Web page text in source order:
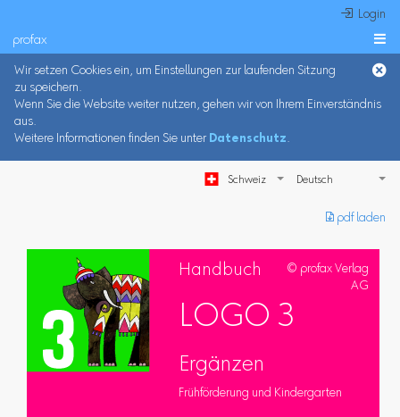
 Login
profax 
Wir setzen Cookies ein, um Einstellungen zur laufenden Sitzung
zu speichern.
Wenn Sie die Website weiter nutzen, gehen wir von Ihrem Einverständnis
aus.
Weitere Informationen finden Sie unter Datenschutz.
Schweiz
︎ pdf laden
Handbuch
© profax Verlag
AG
LOGO 3
Ergänzen
Frühförderung und Kindergarten